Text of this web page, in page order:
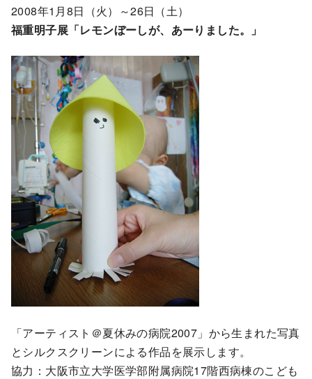
2008年1月8日（火）～26日（土）
福重明子展「レモンぼーしが、あーりました。」
「アーティスト＠夏休みの病院2007」から生まれた写真
とシルクスクリーンによる作品を展示します。
協力：大阪市立大学医学部附属病院17階西病棟のこども